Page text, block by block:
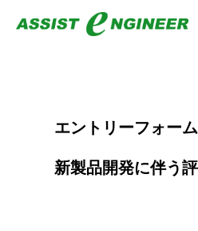
        エントリーフォーム